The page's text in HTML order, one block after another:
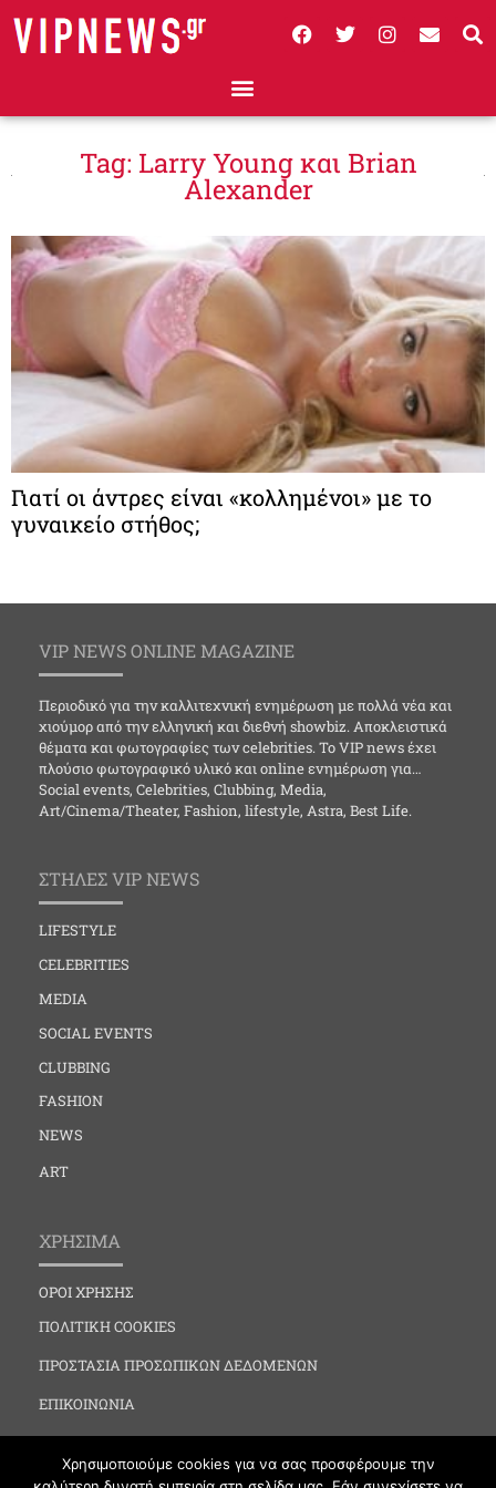
Tag: Larry Young και Brian
Alexander
Γιατί οι άντρες είναι «κολλημένοι» με το
γυναικείο στήθος;
VIP NEWS ONLINE MAGAZINE
Περιοδικό για την καλλιτεχνική ενημέρωση με πολλά νέα και
χιούμορ από την ελληνική και διεθνή showbiz. Αποκλειστικά
θέματα και φωτογραφίες των celebrities. Το VIP news έχει
πλούσιο φωτογραφικό υλικό και online ενημέρωση για…
Social events, Celebrities, Clubbing, Media,
Art/Cinema/Theater, Fashion, lifestyle, Astra, Best Life.
ΣΤΗΛΕΣ VIP NEWS
LIFESTYLE
CELEBRITIES
MEDIA
SOCIAL EVENTS
CLUBBING
FASHION
NEWS
ART
ΧΡΗΣΙΜΑ
ΟΡΟΙ ΧΡΗΣΗΣ
ΠΟΛΙΤΙΚΗ COOKIES
ΠΡΟΣΤΑΣΙΑ ΠΡΟΣΩΠΙΚΩΝ ΔΕΔΟΜΕΝΩΝ
ΕΠΙΚΟΙΝΩΝΙΑ
Χρησιμοποιούμε cookies για να σας προσφέρουμε την